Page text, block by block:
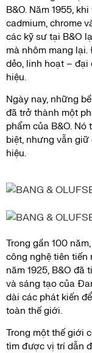
B&O. Năm 1955,
cadmium, chrome
các kỹ sư tại B&O
mà nhôm mang lại.
dẻo, linh hoạt –
hiệu.
Ngày nay, những
đã trở thành một
phẩm của B&O.
biệt, nhưng vẫn
hiệu.
Trong gần 100
công nghệ tiên tiến
năm 1925, B&O đã
và sáng tạo của
dài các phát kiến
toàn thế giới.
Trong một thế giới
tìm được vị trí dẫn